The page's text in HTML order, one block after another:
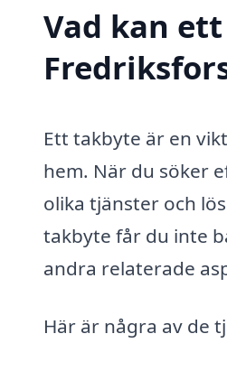
Vad kan
Ett takbyte är en
hem. När du söker
olika tjänster och
takbyte får du inte
andra relaterade
Här är några av de